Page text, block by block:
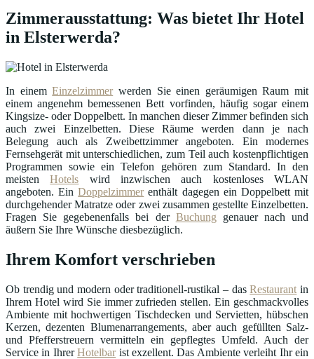
Zimmerausstattung: Was bietet Ihr Hotel
in Elsterwerda?
In einemEinzelzimmerwerden Sie einen geräumigen Raum mit
einem angenehm bemessenen Bett vorfinden, häufig sogar einem
Kingsize- oder Doppelbett. In manchen dieser Zimmer befinden sich
auch zwei Einzelbetten. Diese Räume werden dann je nach
Belegung auch als Zweibettzimmer angeboten. Ein modernes
Fernsehgerät mit unterschiedlichen, zum Teil auch kostenpflichtigen
Programmen sowie ein Telefon gehören zum Standard. In den
meistenHotels wird inzwischen auch kostenloses WLAN
angeboten. EinDoppelzimmerenthält dagegen ein Doppelbett mit
durchgehender Matratze oder zwei zusammen gestellte Einzelbetten.
Fragen Sie gegebenenfalls bei der Buchung genauer nach und
äußern Sie Ihre Wünsche diesbezüglich.
Ihrem Komfort verschrieben
Ob trendig und modern oder traditionell-rustikal – dasRestaurant in
Ihrem Hotel wird Sie immer zufrieden stellen. Ein geschmackvolles
Ambiente mit hochwertigen Tischdecken und Servietten, hübschen
Kerzen, dezenten Blumenarrangements, aber auch gefüllten Salz-
und Pfefferstreuern vermitteln ein gepflegtes Umfeld. Auch der
Service in IhrerHotelbarist exzellent. Das Ambiente verleiht Ihr ein